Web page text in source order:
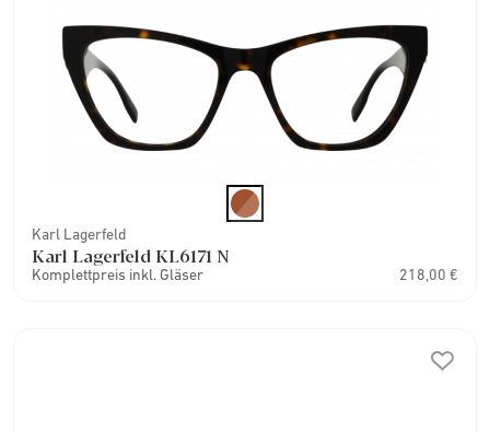
Karl Lagerfeld
Karl Lagerfeld KL6171 N
Komplettpreis inkl. Gläser 218,00 €